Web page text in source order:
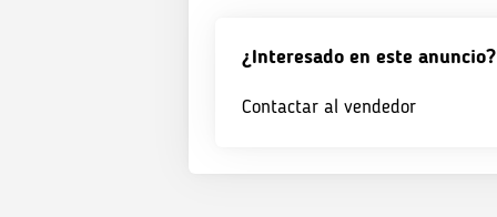
¿Interesado en este anuncio?
Contactar al vendedor